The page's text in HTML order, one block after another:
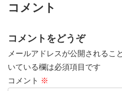
コメント
コメントをどうぞ
メールアドレスが公開されるこ
いている欄は必須項目です
コメント ※